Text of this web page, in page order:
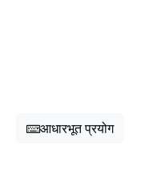
आधारभूत प्रयोग